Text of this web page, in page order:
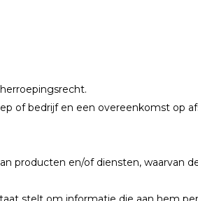
of bedrijf en een overeenkomst op
producten en/of diensten, waarvan